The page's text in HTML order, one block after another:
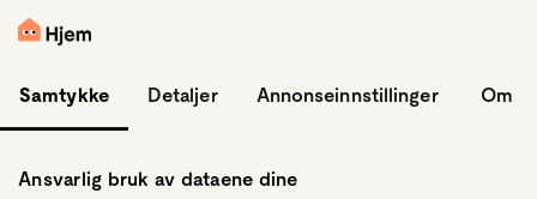
Samtykke Detaljer Annonseinnstillinger Om
Ansvarlig bruk av dataene dine